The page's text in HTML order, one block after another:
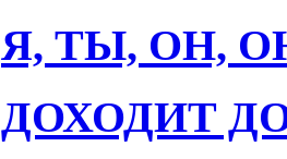
Я, ТЫ, ОН,
ДОХОДИТ